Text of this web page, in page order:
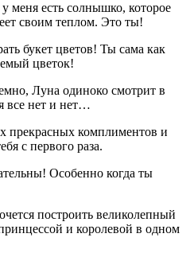
меня есть солнышко, которое
своим теплом. Это ты!
букет цветов! Ты сама как
цветок!
Луна одиноко смотрит в
все нет и нет…
прекрасных комплиментов и
с первого раза.
Особенно когда ты
построить великолепный
и королевой в одном